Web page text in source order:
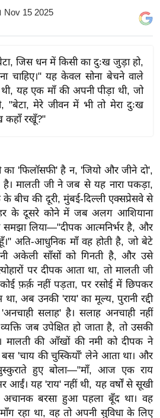
। Nov 15 2025
जिस धन में किसी का दुःख जुड़ा हो,
चाहिए।" यह केवल सोना बेचने वाले
यह एक माँ की अपनी पीड़ा थी, जो
मेरे जीवन में भी तो मेरा दुःख
कहाँ रखूँ?"
का 'फिलॉसफी' है न, 'जियो और जीने दो',
मालती जी ने जब से यह नारा पकड़ा,
की दूरी, मुंबई-दिल्ली एक्सप्रेसवे से
के दूसरे कोने में जब अलग आशियाना
समझा लिया—"दीपक आत्मनिर्भर है, और
अति-आधुनिक माँ वह होती है, जो बेटे
अकेली साँसों को गिनती है, और उसे
पर दीपक आता था, तो मालती जी
फ़र्क़ नहीं पड़ता, पर रसोई में छिपकर
अब उनकी 'राय' का मूल्य, पुरानी रद्दी
सलाह' है। सलाह अनचाही नहीं
जब उपेक्षित हो जाता है, तो उसकी
मालती की आँखों की नमी को दीपक ने
बस 'चाय की चुस्कियाँ' लेने आता था। और
हुए बोला—"माँ, आज एक राय
आईं। यह 'राय' नहीं थी, यह वर्षों से सूखी
अचानक बरसा हुआ पहला बूँद था। वह
रहा था, वह तो अपनी सुविधा के लिए